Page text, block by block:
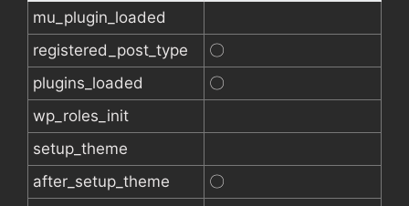
mu_plugin_loaded
registered_post_type
〇
plugins_loaded
〇
wp_roles_init
setup_theme
after_setup_theme
〇